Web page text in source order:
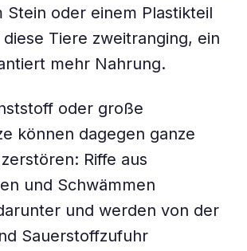
Stein oder einem Plastikteil
Tiere zweitranging, ein
mehr Nahrung.
oder große
können dagegen ganze
Riffe aus
und Schwämmen
und werden von der
Sauerstoffzufuhr